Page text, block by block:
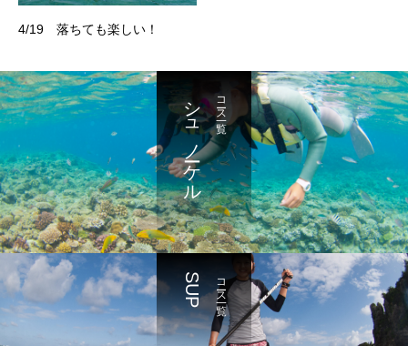
4/19 落ちても楽しい！
コース一覧
シュノーケル
コース一覧
SUP